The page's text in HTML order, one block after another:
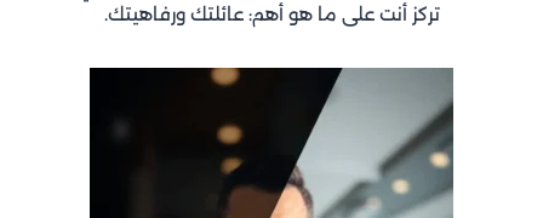
تركز أنت على ما هو أهم: عائلتك ورفاهيتك.